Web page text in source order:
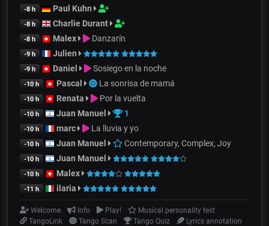
-8 h Paul Kuhn
-8 h Charlie Durant
-8 h Malex Danzarín
-9 h Julien
-9 h Daniel Sosiego en la noche
-10 h Pascal La sonrisa de mamá
-10 h Renata Por la vuelta
-10 h Juan Manuel 1
-10 h marc La lluvia y yo
-10 h Juan Manuel Contemporary, Complex, Joy
-10 h Juan Manuel
-10 h Malex
-11 h ilaria
Welcome Info Play!
Musical personality test
TangoLink
Tango Scan Tango Quiz Lyrics annotation